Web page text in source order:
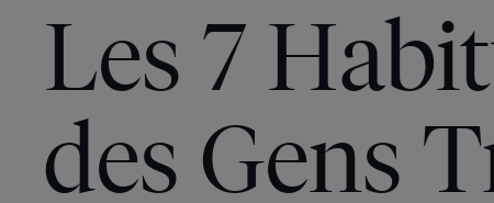
Les 7
des Gens